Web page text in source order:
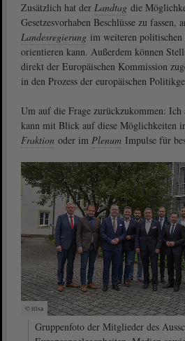
Zusätzlich hat der Landtag die
Gesetzesvorhaben Beschlüsse zu fassen,
Landesregierung im weiteren politischen
orientieren kann. Außerdem können
direkt der Europäischen Kommission
in den Prozess der europäischen
Um auf die Frage zurückzukommen:
kann mit Blick auf diese Möglichkeiten
Fraktion oder im Plenum Impulse für
© ltlsa
Gruppenfoto der Mitglieder des